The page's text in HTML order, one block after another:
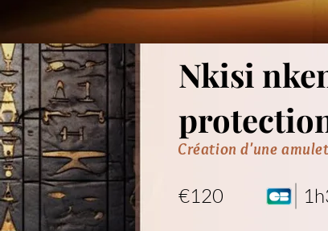
Nkisi
Création d'une
€120